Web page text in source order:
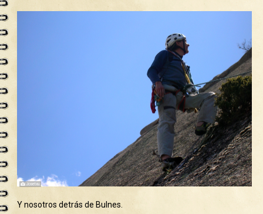
Y nosotros detrás de Bulnes.